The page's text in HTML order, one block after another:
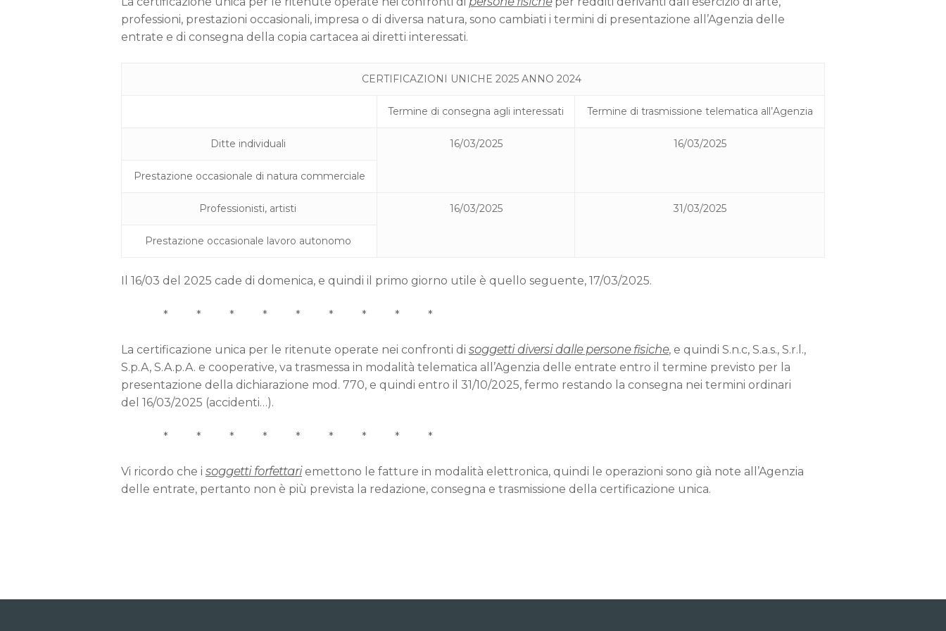
professioni, prestazioni occasionali, impresa o di diversa natura, sono cambiati i termini di presentazione all’Agenzia delle
entrate e di consegna della copia cartacea ai diretti interessati.
CERTIFICAZIONI UNICHE 2025 ANNO 2024
Termine di consegna agli interessati Termine di trasmissione telematica all’Agenzia
Ditte individuali 16/03/2025 16/03/2025
Prestazione occasionale di natura commerciale
Professionisti, artisti 16/03/2025 31/03/2025
Prestazione occasionale lavoro autonomo
Il 16/03 del 2025 cade di domenica, e quindi il primo giorno utile è quello seguente, 17/03/2025.
* * * * * * * * *
La certificazione unica per le ritenute operate nei confronti di soggetti diversi dalle persone fisiche, e quindi S.n.c, S.a.s., S.r.l.,
S.p.A, S.A.p.A. e cooperative, va trasmessa in modalità telematica all’Agenzia delle entrate entro il termine previsto per la
presentazione della dichiarazione mod. 770, e quindi entro il 31/10/2025, fermo restando la consegna nei termini ordinari
del 16/03/2025 (accidenti…).
* * * * * * * * *
Vi ricordo che i soggetti forfettariemettono le fatture in modalità elettronica, quindi le operazioni sono già note all’Agenzia
delle entrate, pertanto non è più prevista la redazione, consegna e trasmissione della certificazione unica.